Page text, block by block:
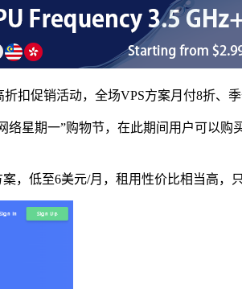
折扣促销活动，全场VPS方案月付8折、
络星期一”购物节，在此期间用户可以
，低至6美元/月，租用性价比相当高，